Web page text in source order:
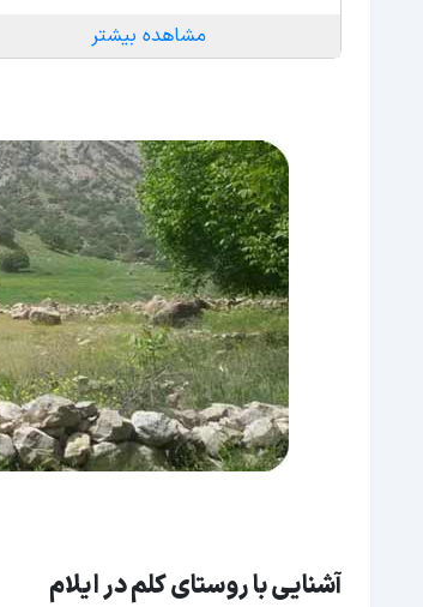
مشاهده بیشتر
آشنایی با روستای کلم در ایلام